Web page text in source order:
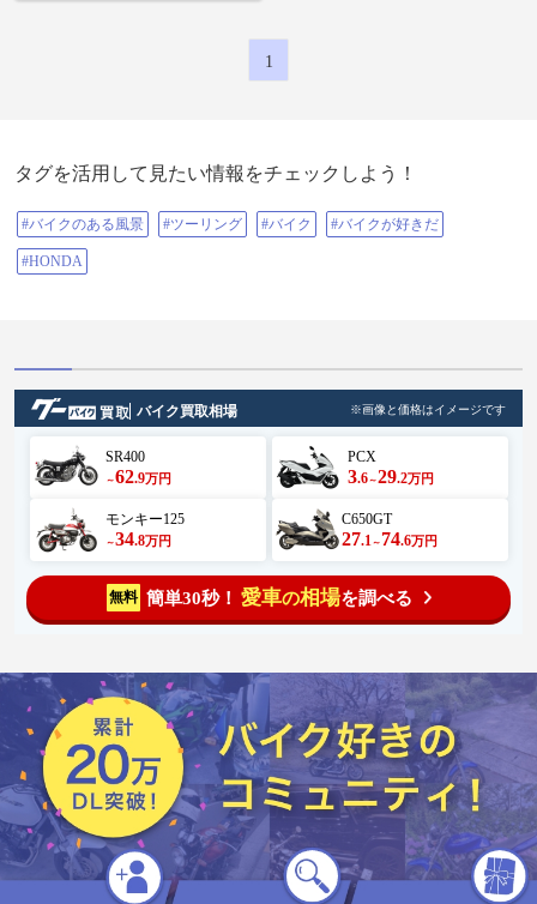
最高 #バイクが好きだ #ツーリング
#バイクのある風景 #バイクのある
ん #むしろバイクおじさん #女ライ
ダー #おばさんライダー #バイク好
きと繋がりたい #長野県 #中部横断
道無料区間 #群馬県 #山梨県 #北杜
#ヒノキとバイク #渋滞は嫌い #米
処 #短足仕様 #初夏
1
タグを活用して見たい情報をチェックしよう！
#バイクのある風景 #ツーリング #バイク #バイクが好きだ
#HONDA
バイク買取相場 ※画像と価格はイメージです
SR400
～62.9万円
PCX
3.6～29.2万円
モンキー125
～34.8万円
C650GT
27.1 ～ 74.6万円
無料 簡単30秒！ 愛車の相場を調べる